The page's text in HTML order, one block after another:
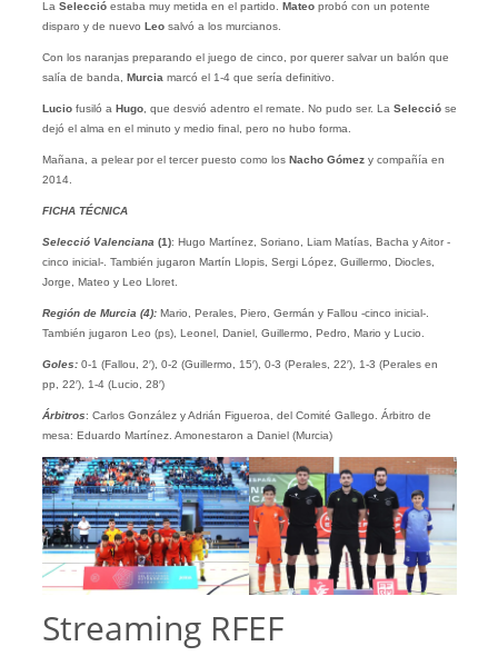
La Seleccióestaba muy metida en el partido. Mateoprobó con un potente
disparo y de nuevo Leosalvó a los murcianos.
Con los naranjas preparando el juego de cinco, por querer salvar un balón que
salía de banda, Murcia marcó el 1-4 que sería definitivo.
Luciofusiló a Hugo, que desvió adentro el remate. No pudo ser. La Seleccióse
dejó el alma en el minuto y medio final, pero no hubo forma.
Mañana, a pelear por el tercer puesto como los Nacho Gómezy compañía en
2014.
FICHA TÉCNICA
Selecció Valenciana (1): Hugo Martínez, Soriano, Liam Matías, Bacha y Aitor -
cinco inicial-. También jugaron Martín Llopis, Sergi López, Guillermo, Diocles,
Jorge, Mateo y Leo Lloret.
Región de Murcia (4):Mario, Perales, Piero, Germán y Fallou -cinco inicial-.
También jugaron Leo (ps), Leonel, Daniel, Guillermo, Pedro, Mario y Lucio.
Goles:0-1 (Fallou, 2′), 0-2 (Guillermo, 15′), 0-3 (Perales, 22′), 1-3 (Perales en
pp, 22′), 1-4 (Lucio, 28′)
Árbitros: Carlos González y Adrián Figueroa, del Comité Gallego. Árbitro de
mesa: Eduardo Martínez. Amonestaron a Daniel (Murcia)
Streaming RFEF